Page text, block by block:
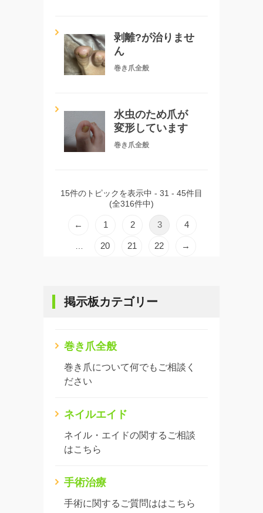
剥離?が治りませ
ん
巻き爪全般
水虫のため爪が
変形しています
巻き爪全般
15件のトピックを表示中 - 31 - 45件目
(全316件中)
← 1 2 3 4
20 21 22 →
掲示板カテゴリー
巻き爪全般
巻き爪について何でもご相談く
ださい
ネイルエイド
ネイル・エイドの関するご相談
はこちら
手術治療
手術に関するご質問ははこちら